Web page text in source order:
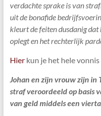
verdachte sprake is van
uit de bonafide
kleurt de feiten dusdanig
oplegt en het rechterlijk
Hierkun je het hele vonnis
Johan en zijn vrouw zijn in
straf veroordeeld op basis
van geld middels een